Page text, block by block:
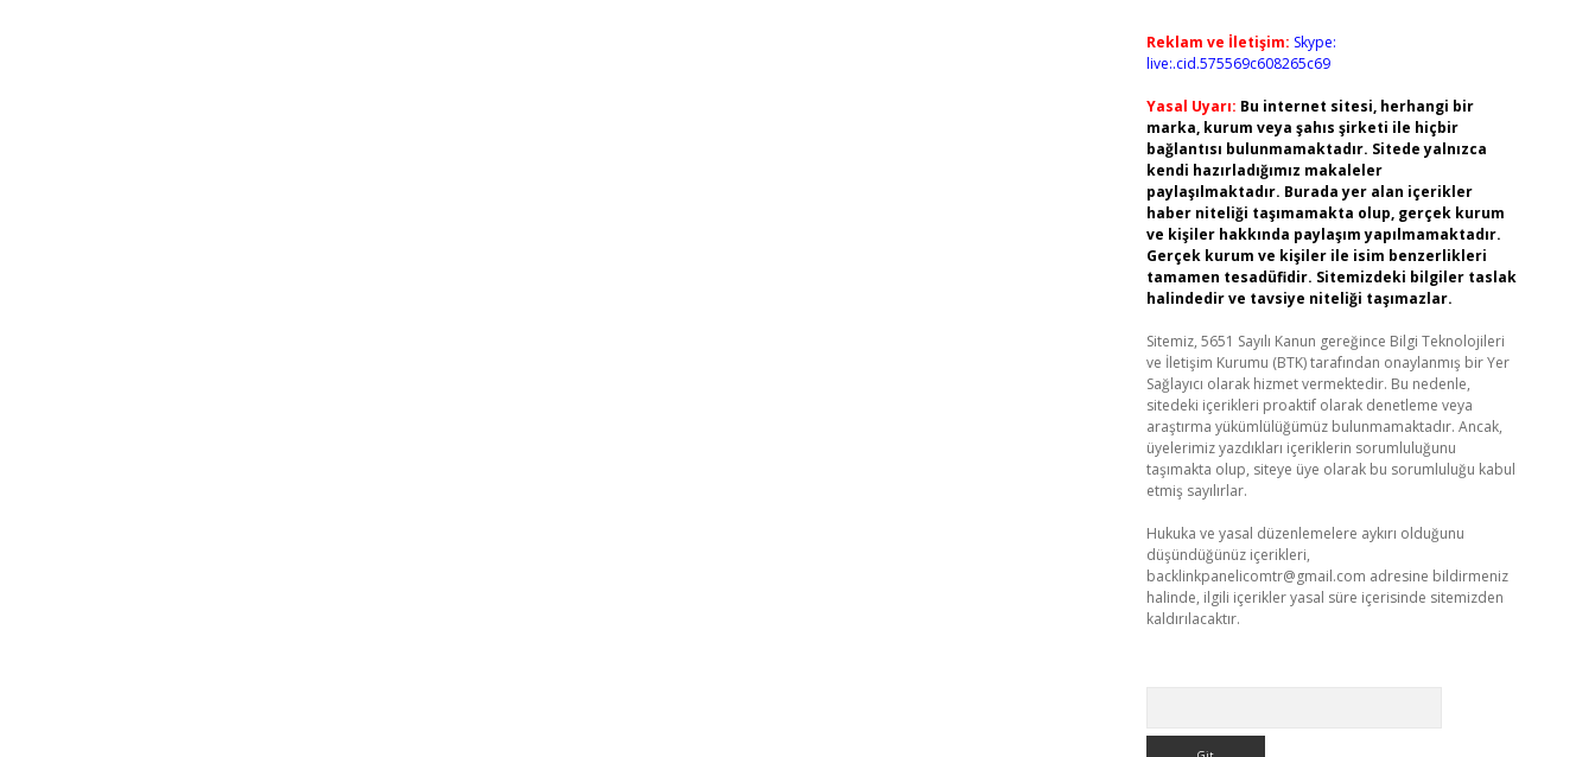
Reklam ve İletişim: Skype:
live:.cid.575569c608265c69
Yasal Uyarı: Bu internet sitesi, herhangi bir
marka, kurum veya şahıs şirketi ile hiçbir
bağlantısı bulunmamaktadır. Sitede yalnızca
kendi hazırladığımız makaleler
paylaşılmaktadır. Burada yer alan içerikler
haber niteliği taşımamakta olup, gerçek kurum
ve kişiler hakkında paylaşım yapılmamaktadır.
Gerçek kurum ve kişiler ile isim benzerlikleri
tamamen tesadüfidir. Sitemizdeki bilgiler taslak
halindedir ve tavsiye niteliği taşımazlar.
Sitemiz, 5651 Sayılı Kanun gereğince Bilgi Teknolojileri
ve İletişim Kurumu (BTK) tarafından onaylanmış bir Yer
Sağlayıcı olarak hizmet vermektedir. Bu nedenle,
sitedeki içerikleri proaktif olarak denetleme veya
araştırma yükümlülüğümüz bulunmamaktadır. Ancak,
üyelerimiz yazdıkları içeriklerin sorumluluğunu
taşımakta olup, siteye üye olarak bu sorumluluğu kabul
etmiş sayılırlar.
Hukuka ve yasal düzenlemelere aykırı olduğunu
düşündüğünüz içerikleri,
backlinkpanelicomtr@gmail.com adresine bildirmeniz
halinde, ilgili içerikler yasal süre içerisinde sitemizden
kaldırılacaktır.